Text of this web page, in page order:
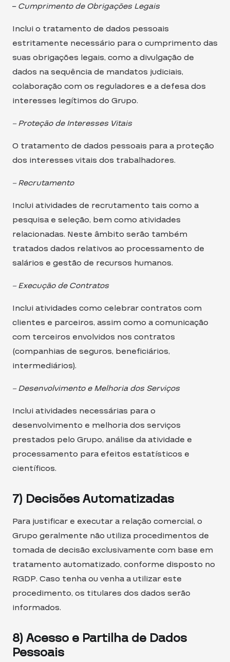
–Cumprimento de Obrigações Legais
Inclui o tratamento de dados pessoais
estritamente necessário para o cumprimento das
suas obrigações legais, como a divulgação de
dados na sequência de mandatos judiciais,
colaboração com os reguladores e a defesa dos
interesses legítimos do Grupo.
– Proteção de Interesses Vitais
O tratamento de dados pessoais para a proteção
dos interesses vitais dos trabalhadores.
– Recrutamento
Inclui atividades de recrutamento tais como a
pesquisa e seleção, bem como atividades
relacionadas. Neste âmbito serão também
tratados dados relativos ao processamento de
salários e gestão de recursos humanos.
– Execução de Contratos
Inclui atividades como celebrar contratos com
clientes e parceiros, assim como a comunicação
com terceiros envolvidos nos contratos
(companhias de seguros, beneficiários,
intermediários).
– Desenvolvimento e Melhoria dos Serviços
Inclui atividades necessárias para o
desenvolvimento e melhoria dos serviços
prestados pelo Grupo, análise da atividade e
processamento para efeitos estatísticos e
científicos.
7) Decisões Automatizadas
Para justificar e executar a relação comercial, o
Grupo geralmente não utiliza procedimentos de
tomada de decisão exclusivamente com base em
tratamento automatizado, conforme disposto no
RGDP. Caso tenha ou venha a utilizar este
procedimento, os titulares dos dados serão
informados.
8) Acesso e Partilha de Dados
Pessoais